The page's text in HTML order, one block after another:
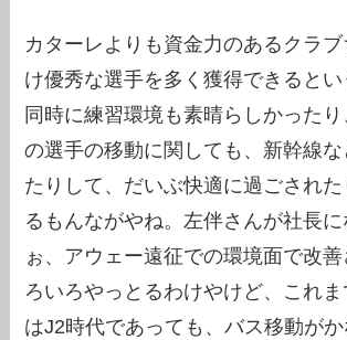
カターレよりも資金力のあるクラ
け優秀な選手を多く獲得できるとい
同時に練習環境も素晴らしかった
の選手の移動に関しても、新幹線な
たりして、だいぶ快適に過ごされ
るもんながやね。左伴さんが社長に
ぉ、アウェー遠征での環境面で改
ろいろやっとるわけやけど、これ
はJ2時代であっても、バス移動が